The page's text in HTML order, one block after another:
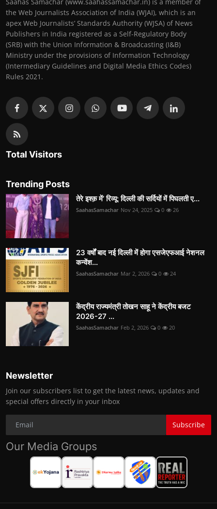
the Web Journalists Association of India (WJAI), which is an
apex Web Journalists’ Standards Authority (WJSA) of News
Publishers in India registered as a Self-Regulatory Body
(SRB) with the Union Information & Broadcasting (I&B)
Ministry under the provisions of Information Technology
(Intermediary Guidelines and Digital Media Ethics Codes)
Rules 2021.
Total Visitors
Trending Posts
तेरे इश्क़ में’ रिव्यू: दिल्ली की सर्दियों में पिघलती ए...
SaahasSamachar Nov 24, 2025 0 26
23 वर्षों बाद नई दिल्ली में होगा एसजेएफआई नेशनल
कन्वेंश...
SaahasSamachar Mar 2, 2026 0 24
केंद्रीय राज्यमंत्री तोखन साहू ने केंद्रीय बजट
2026-27 ...
SaahasSamachar Feb 2, 2026 0 20
Newsletter
Join our subscribers list to get the latest news, updates and
special offers directly in your inbox
Subscribe
Our Media Groups